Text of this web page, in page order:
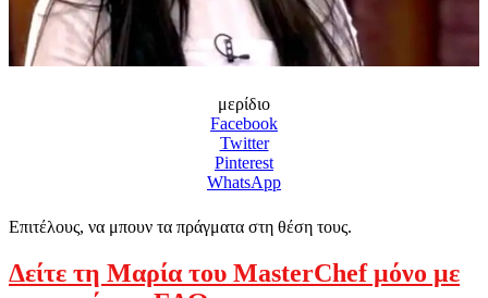
μερίδιο
Facebook
Twitter
Pinterest
WhatsApp
Eπιτέλους, να μπουν τα πράγματα στη θέση τους.
Δείτε τη Μαρία του MasterChef μόνο με